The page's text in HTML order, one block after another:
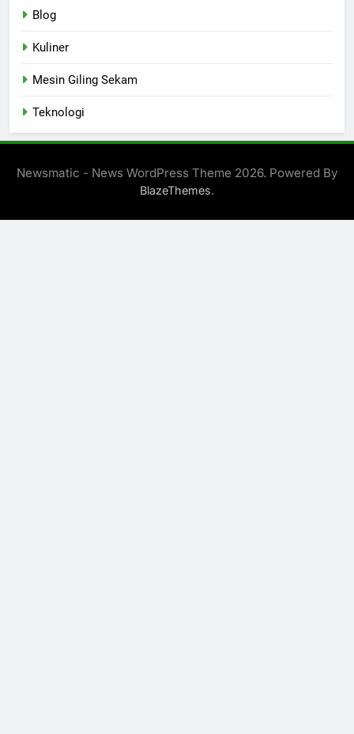
Blog
Kuliner
Mesin Giling Sekam
Teknologi
Newsmatic - News WordPress Theme 2026. Powered By
BlazeThemes.